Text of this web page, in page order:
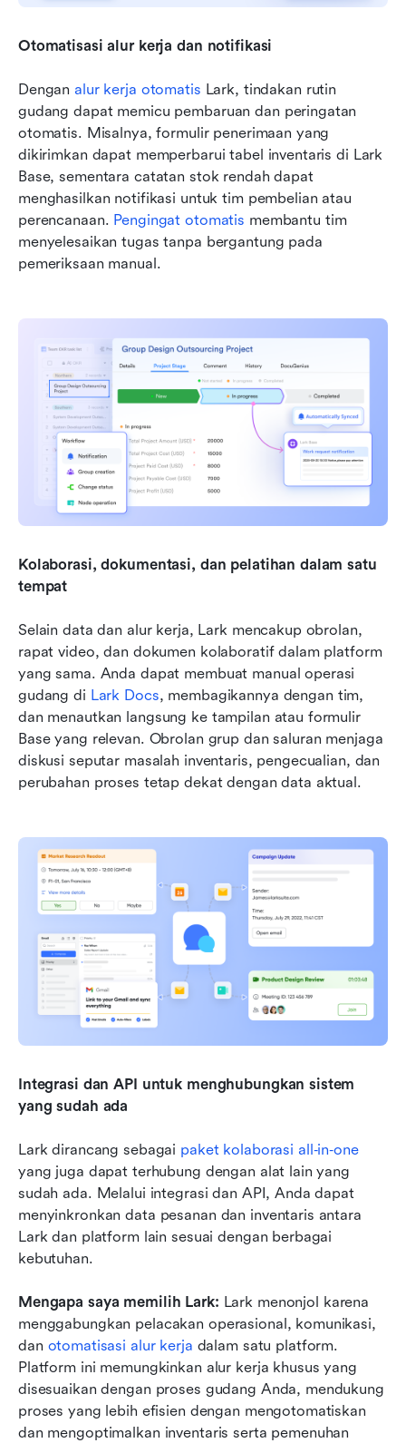
Otomatisasi alur kerja dan notifikasi
Dengan alur kerja otomatis Lark, tindakan rutin
gudang dapat memicu pembaruan dan peringatan
otomatis. Misalnya, formulir penerimaan yang
dikirimkan dapat memperbarui tabel inventaris di Lark
Base, sementara catatan stok rendah dapat
menghasilkan notifikasi untuk tim pembelian atau
perencanaan. Pengingat otomatis membantu tim
menyelesaikan tugas tanpa bergantung pada
pemeriksaan manual.
Kolaborasi, dokumentasi, dan pelatihan dalam satu
tempat
Selain data dan alur kerja, Lark mencakup obrolan,
rapat video, dan dokumen kolaboratif dalam platform
yang sama. Anda dapat membuat manual operasi
gudang di Lark Docs, membagikannya dengan tim,
dan menautkan langsung ke tampilan atau formulir
Base yang relevan. Obrolan grup dan saluran menjaga
diskusi seputar masalah inventaris, pengecualian, dan
perubahan proses tetap dekat dengan data aktual.
Integrasi dan API untuk menghubungkan sistem
yang sudah ada
Lark dirancang sebagai paket kolaborasi all‑in‑one
yang juga dapat terhubung dengan alat lain yang
sudah ada. Melalui integrasi dan API, Anda dapat
menyinkronkan data pesanan dan inventaris antara
Lark dan platform lain sesuai dengan berbagai
kebutuhan.
Mengapa saya memilih Lark: Lark menonjol karena
menggabungkan pelacakan operasional, komunikasi,
dan otomatisasi alur kerja dalam satu platform.
Platform ini memungkinkan alur kerja khusus yang
disesuaikan dengan proses gudang Anda, mendukung
proses yang lebih efisien dengan mengotomatiskan
dan mengoptimalkan inventaris serta pemenuhan